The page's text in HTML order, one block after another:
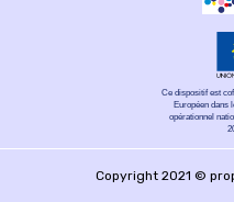
Ce dispositif est
Européen dans
opérationnel
Copyright 2021 ©